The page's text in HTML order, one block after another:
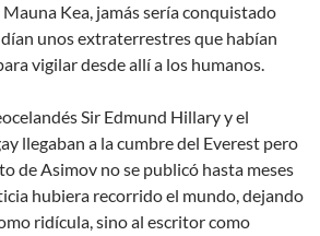
Kea, jamás sería conquistado
unos extraterrestres que habían
vigilar desde allí a los humanos.
Sir Edmund Hillary y el
llegaban a la cumbre del Everest pero
de Asimov no se publicó hasta meses
hubiera recorrido el mundo, dejando
ridícula, sino al escritor como